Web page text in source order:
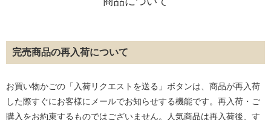
完売商品の再入荷について
お買い物かごの「入荷リクエストを送る」ボタンは、商品が再入荷
した際すぐにお客様にメールでお知らせする機能です。再入荷・ご
購入をお約束するものではございません。人気商品は再入荷後、す